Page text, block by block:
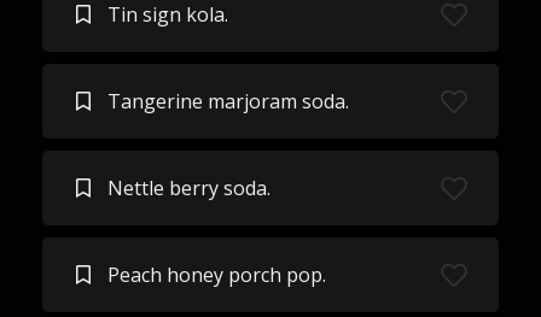
Tin sign kola.
Tangerine marjoram soda.
Nettle berry soda.
Peach honey porch pop.